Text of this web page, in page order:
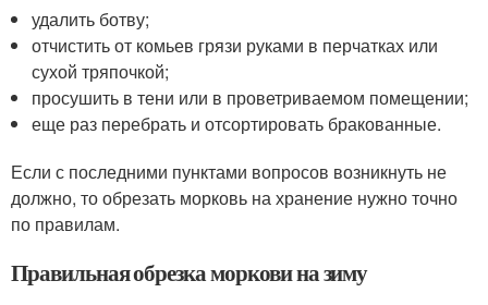
удалить ботву;
отчистить от комьев грязи руками в перчатках или
сухой тряпочкой;
просушить в тени или в проветриваемом помещении;
еще раз перебрать и отсортировать бракованные.
Если с последними пунктами вопросов возникнуть не
должно, то обрезать морковь на хранение нужно точно
по правилам.
Правильная обрезка моркови на зиму